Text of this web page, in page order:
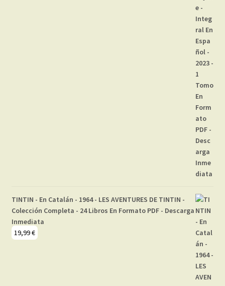
TINTIN - En Catalán - 1964 - LES AVENTURES DE TINTIN -
Colección Completa - 24 Libros En Formato PDF - Descarga
Inmediata
19,99€